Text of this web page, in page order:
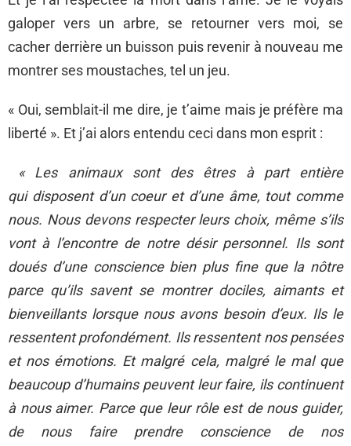
galoper vers un arbre, se retourner vers moi, se
cacher derrière un buisson puis revenir à nouveau me
montrer ses moustaches, tel un jeu.
« Oui, semblait-il me dire, je t’aime mais je préfère ma
liberté ». Et j’ai alors entendu ceci dans mon esprit :
« Les animaux sont des êtres à part entière
qui disposent d’un coeur et d’une âme, tout comme
nous. Nous devons respecter leurs choix, même s’ils
vont à l’encontre de notre désir personnel. Ils sont
doués d’une conscience bien plus fine que la nôtre
parce qu’ils savent se montrer dociles, aimants et
bienveillants lorsque nous avons besoin d’eux. Ils le
ressentent profondément. Ils ressentent nos pensées
et nos émotions. Et malgré cela, malgré le mal que
beaucoup d’humains peuvent leur faire, ils continuent
à nous aimer. Parce que leur rôle est de nous guider,
de nous faire prendre conscience de nos